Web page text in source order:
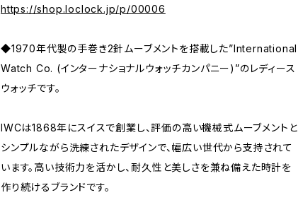
https://shop.loclock.jp/p/00006
◆1970年代製の手巻き2針ムーブメントを搭載した”International
Watch Co. (インターナショナルウォッチカンパニー)”のレディース
ウォッチです。
IWCは1868年にスイスで創業し、評価の高い機械式ムーブメントと
シンプルながら洗練されたデザインで、幅広い世代から支持されて
います。高い技術力を活かし、耐久性と美しさを兼ね備えた時計を
作り続けるブランドです。